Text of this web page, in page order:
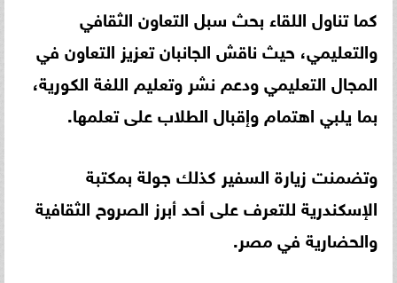
كما تناول اللقاء بحث سبل التعاون الثقافي
والتعليمي، حيث ناقش الجانبان تعزيز التعاون في
المجال التعليمي ودعم نشر وتعليم اللغة الكورية،
بما يلبي اهتمام وإقبال الطلاب على تعلمها.
وتضمنت زيارة السفير كذلك جولة بمكتبة
الإسكندرية للتعرف على أحد أبرز الصروح الثقافية
والحضارية في مصر.